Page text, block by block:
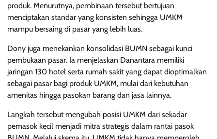
produk. Menurutnya, pembinaan tersebut bertujuan
menciptakan standar yang konsisten sehingga UMKM
mampu bersaing di pasar yang lebih luas.
Dony juga menekankan konsolidasi BUMN sebagai kunci
pembukaan pasar. Ia menjelaskan Danantara memiliki
jaringan 130 hotel serta rumah sakit yang dapat dioptimalkan
sebagai pasar bagi produk UMKM, mulai dari kebutuhan
amenitas hingga pasokan barang dan jasa lainnya.
Langkah tersebut mengubah posisi UMKM dari sekadar
pemasok kecil menjadi mitra strategis dalam rantai pasok